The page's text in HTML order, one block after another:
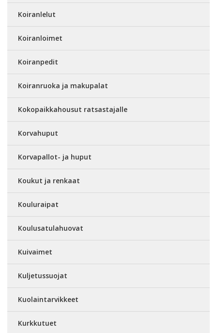
Koiranlelut
Koiranloimet
Koiranpedit
Koiranruoka ja makupalat
Kokopaikkahousut ratsastajalle
Korvahuput
Korvapallot- ja huput
Koukut ja renkaat
Kouluraipat
Koulusatulahuovat
Kuivaimet
Kuljetussuojat
Kuolaintarvikkeet
Kurkkutuet